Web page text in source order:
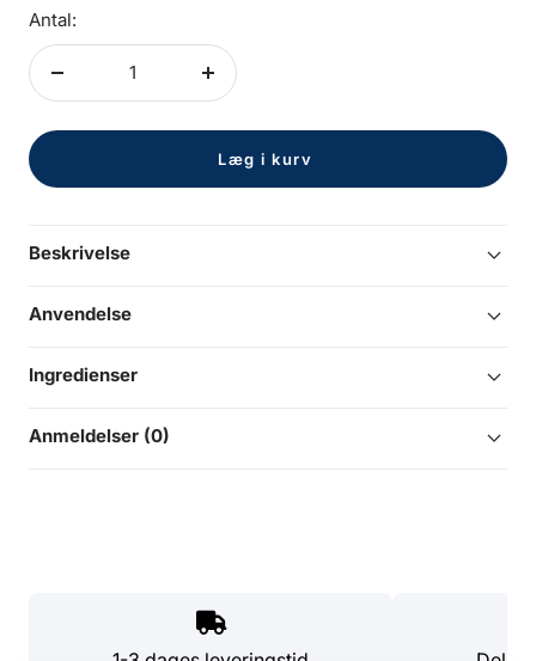
Antal:
Formindsk
Forøg
Læg i kurv
Beskrivelse
Anvendelse
Ingredienser
Anmeldelser (0)